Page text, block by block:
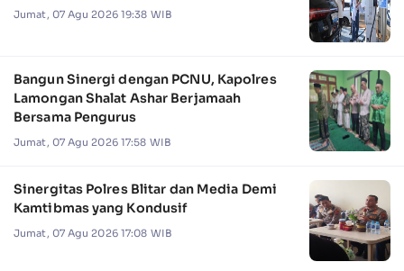
Jumat, 07 Agu 2026 19:38 WIB
Bangun Sinergi dengan PCNU, Kapolres
Lamongan Shalat Ashar Berjamaah
Bersama Pengurus
Jumat, 07 Agu 2026 17:58 WIB
Sinergitas Polres Blitar dan Media Demi
Kamtibmas yang Kondusif
Jumat, 07 Agu 2026 17:08 WIB